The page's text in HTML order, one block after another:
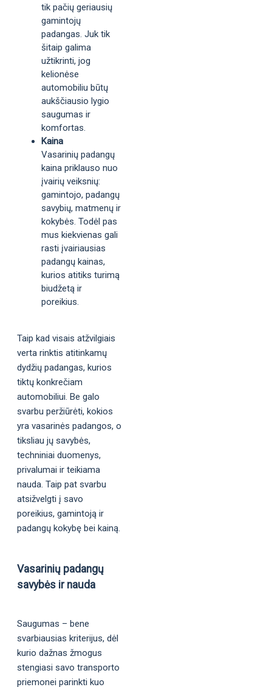
tik pačių geriausių
gamintojų
padangas. Juk tik
šitaip galima
užtikrinti, jog
kelionėse
automobiliu būtų
aukščiausio lygio
saugumas ir
komfortas.
Kaina
Vasarinių padangų
kaina priklauso nuo
įvairių veiksnių:
gamintojo, padangų
savybių, matmenų ir
kokybės. Todėl pas
mus kiekvienas gali
rasti įvairiausias
padangų kainas,
kurios atitiks turimą
biudžetą ir
poreikius.
Taip kad visais atžvilgiais
verta rinktis atitinkamų
dydžių padangas, kurios
tiktų konkrečiam
automobiliui. Be galo
svarbu peržiūrėti, kokios
yra vasarinės padangos, o
tiksliau jų savybės,
techniniai duomenys,
privalumai ir teikiama
nauda. Taip pat svarbu
atsižvelgti į savo
poreikius, gamintoją ir
padangų kokybę bei kainą.
Vasarinių padangų
savybės ir nauda
Saugumas – bene
svarbiausias kriterijus, dėl
kurio dažnas žmogus
stengiasi savo transporto
priemonei parinkti kuo